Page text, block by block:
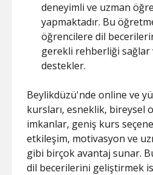
deneyimli ve uzman
yapmaktadır. Bu
öğrencilere dil
gerekli rehberliği sağlar
destekler.
Beylikdüzü'nde online ve
kursları, esneklik, bireysel
imkanlar, geniş kurs
etkileşim, motivasyon ve
gibi birçok avantaj sunar.
dil becerilerini geliştirmek